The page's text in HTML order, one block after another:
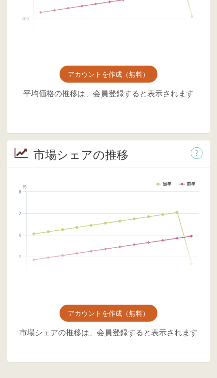
アカウントを作成（無料）
平均価格の推移は、会員登録すると表示されます
市場シェアの推移
アカウントを作成（無料）
市場シェアの推移は、会員登録すると表示されます